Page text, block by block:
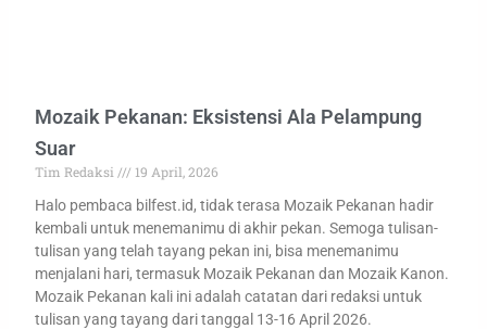
Mozaik Pekanan: Eksistensi Ala Pelampung
Suar
Tim Redaksi
19 April, 2026
Halo pembaca bilfest.id, tidak terasa Mozaik Pekanan hadir
kembali untuk menemanimu di akhir pekan. Semoga tulisan-
tulisan yang telah tayang pekan ini, bisa menemanimu
menjalani hari, termasuk Mozaik Pekanan dan Mozaik Kanon.
Mozaik Pekanan kali ini adalah catatan dari redaksi untuk
tulisan yang tayang dari tanggal 13-16 April 2026.